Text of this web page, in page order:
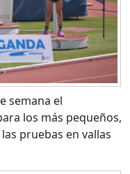
semana el
los más pequeños,
pruebas en vallas